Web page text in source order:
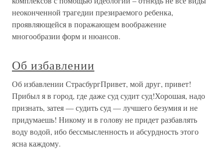
неоконченной трагедии презираемого ребенка,
проявляющейся в поражающем воображение
многообразии форм и нюансов.
Об избавлении
Об избавлении СтрасбургПривет, мой друг, привет!
Прибыл я в город, где даже суд судит суд!Хорошая, надо
признать, затея — судить суд — лучшего безумия и не
придумаешь! Никому и в голову не придет разбавлять
воду водой, ибо бессмысленность и абсурдность этого
ясна каждому.